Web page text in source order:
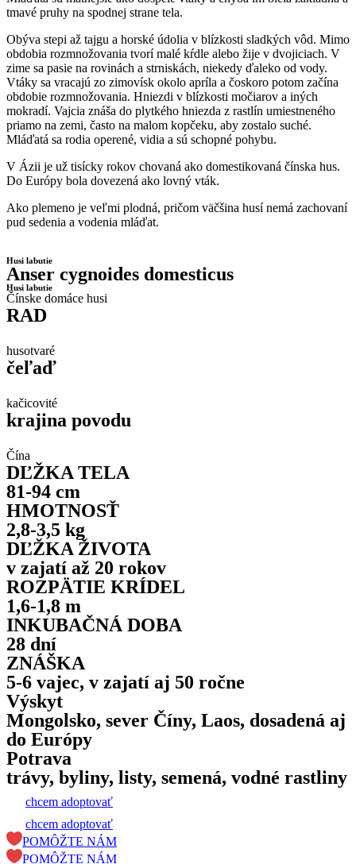
tmavé pruhy na spodnej strane tela.
Obýva stepi až tajgu a horské údolia v blízkosti sladkých vôd. Mimo
obdobia rozmnožovania tvorí malé kŕdle alebo žije v dvojiciach. V
zime sa pasie na rovinách a strniskách, niekedy ďaleko od vody.
Vtáky sa vracajú zo zimovísk okolo apríla a čoskoro potom začína
obdobie rozmnožovania. Hniezdi v blízkosti močiarov a iných
mokradí. Vajcia znáša do plytkého hniezda z rastlín umiestneného
priamo na zemi, často na malom kopčeku, aby zostalo suché.
Mláďatá sa rodia operené, vidia a sú schopné pohybu.
V Ázii je už tisícky rokov chovaná ako domestikovaná čínska hus.
Do Európy bola dovezená ako lovný vták.
Ako plemeno je veľmi plodná, pričom väčšina husí nemá zachovaní
pud sedenia a vodenia mláďat.
Husi labutie
Anser cygnoides domesticus
Husi labutie
Čínske domáce husi
RAD
husotvaré
čeľaď
kačicovité
krajina povodu
Čína
DĽŽKA TELA
81-94 cm
HMOTNOSŤ
2,8-3,5 kg
DĽŽKA ŽIVOTA
v zajatí až 20 rokov
ROZPÄTIE KRÍDEL
1,6-1,8 m
INKUBAČNÁ DOBA
28 dní
ZNÁŠKA
5-6 vajec, v zajatí aj 50 ročne
Výskyt
Mongolsko, sever Číny, Laos, dosadená aj
do Európy
Potrava
trávy, byliny, listy, semená, vodné rastliny
chcem adoptovať
chcem adoptovať
POMÔŽTE NÁM
POMÔŽTE NÁM